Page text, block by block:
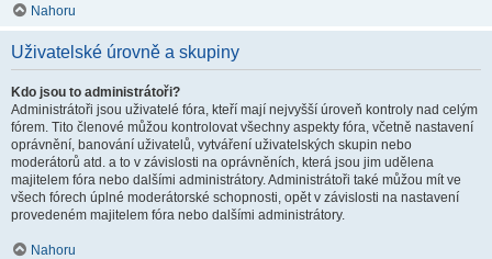
Nahoru
Uživatelské úrovně a skupiny
Kdo jsou to administrátoři?
Administrátoři jsou uživatelé fóra, kteří mají nejvyšší úroveň kontroly nad celým
fórem. Tito členové můžou kontrolovat všechny aspekty fóra, včetně nastavení
oprávnění, banování uživatelů, vytváření uživatelských skupin nebo
moderátorů atd. a to v závislosti na oprávněních, která jsou jim udělena
majitelem fóra nebo dalšími administrátory. Administrátoři také můžou mít ve
všech fórech úplné moderátorské schopnosti, opět v závislosti na nastavení
provedeném majitelem fóra nebo dalšími administrátory.
Nahoru